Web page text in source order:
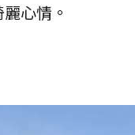
心情。